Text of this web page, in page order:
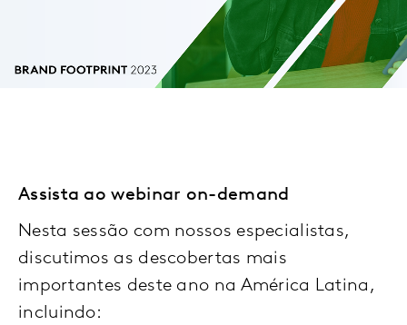
Assista ao webinar on-demand
Nesta sessão com nossos especialistas,
discutimos as descobertas mais
importantes deste ano na América Latina,
incluindo: